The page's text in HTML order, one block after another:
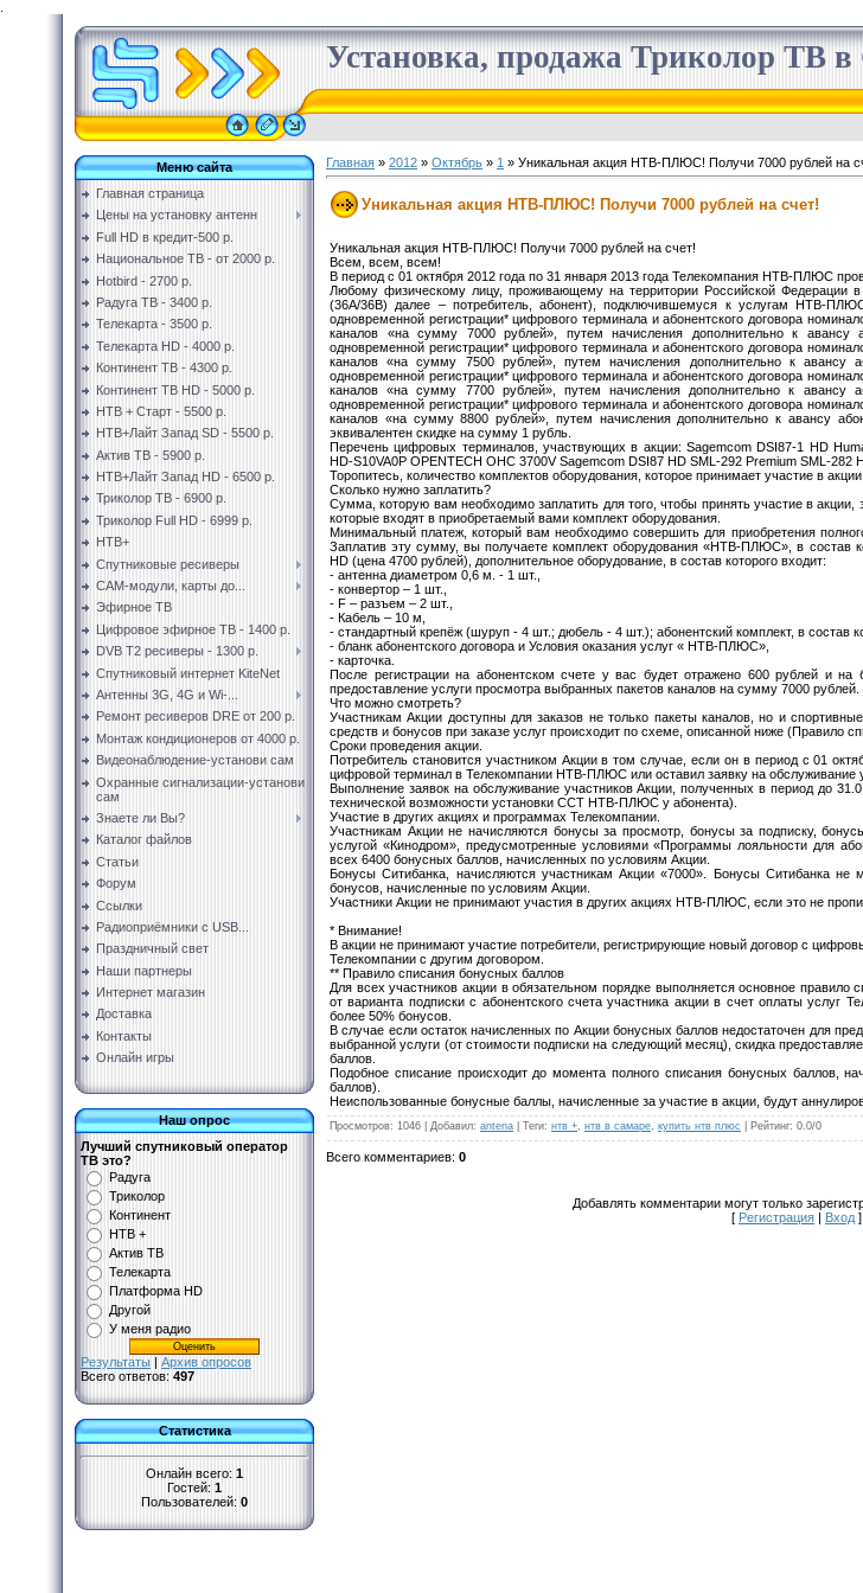
Установка, продажа Триколор ТВ в
Меню сайта
Главная страница
Цены на установку антенн
Full HD в кредит-500 р.
Национальное ТВ - от 2000 р.
Hotbird - 2700 р.
Радуга ТВ - 3400 р.
Телекарта - 3500 р.
Телекарта HD - 4000 р.
Континент ТВ - 4300 р.
Континент ТВ HD - 5000 р.
НТВ + Старт - 5500 р.
НТВ+Лайт Запад SD - 5500 р.
Актив ТВ - 5900 р.
НТВ+Лайт Запад HD - 6500 р.
Триколор ТВ - 6900 р.
Триколор Full HD - 6999 р.
НТВ+
Спутниковые ресиверы
CAM-модули, карты до...
Эфирное ТВ
Цифровое эфирное ТВ - 1400 р.
DVB T2 ресиверы - 1300 р.
Спутниковый интернет KiteNet
Антенны 3G, 4G и Wi-...
Ремонт ресиверов DRE от 200 р.
Монтаж кондиционеров от 4000 р.
Видеонаблюдение-установи сам
Охранные сигнализации-установи
сам
Знаете ли Вы?
Каталог файлов
Статьи
Форум
Ссылки
Радиоприёмники с USB...
Праздничный свет
Наши партнеры
Интернет магазин
Доставка
Контакты
Онлайн игры
Наш опрос
Лучший спутниковый оператор
ТВ это?
Радуга
Триколор
Континент
НТВ +
Актив ТВ
Телекарта
Платформа HD
Другой
У меня радио
Результаты | Архив опросов
Всего ответов: 497
Статистика
Онлайн всего: 1
Гостей: 1
Пользователей: 0
Главная » 2012 » Октябрь » 1 » Уникальная акция НТВ-ПЛЮС! Получи 7000 рублей на
Уникальная акция НТВ-ПЛЮС! Получи 7000 рублей на счет!
Уникальная акция НТВ-ПЛЮС! Получи 7000 рублей на счет!
Всем, всем, всем!
В период с 01 октября 2012 года по 31 января 2013 года Телекомпания НТВ-ПЛЮС
Любому физическому лицу, проживающему на территории Российской
(36А/36B) далее – потребитель, абонент), подключившемуся к услугам НТВ-
одновременной регистрации* цифрового терминала и абонентского договора
каналов «на сумму 7000 рублей», путем начисления дополнительно к
одновременной регистрации* цифрового терминала и абонентского договора
каналов «на сумму 7500 рублей», путем начисления дополнительно к авансу
одновременной регистрации* цифрового терминала и абонентского договора
каналов «на сумму 7700 рублей», путем начисления дополнительно к авансу
одновременной регистрации* цифрового терминала и абонентского договора
каналов «на сумму 8800 рублей», путем начисления дополнительно к авансу
эквивалентен скидке на сумму 1 рубль.
Перечень цифровых терминалов, участвующих в акции: Sagemcom DSI87-1 HD
HD-S10VA0P OPENTECH OHC 3700V Sagemcom DSI87 HD SML-292 Premium SML-282
Торопитесь, количество комплектов оборудования, которое принимает участие в
Сколько нужно заплатить?
Сумма, которую вам необходимо заплатить для того, чтобы принять участие в акции,
которые входят в приобретаемый вами комплект оборудования.
Минимальный платеж, который вам необходимо совершить для приобретения
Заплатив эту сумму, вы получаете комплект оборудования «НТВ-ПЛЮС», в состав
HD (цена 4700 рублей), дополнительное оборудование, в состав которого входит:
- антенна диаметром 0,6 м. - 1 шт.,
- конвертор – 1 шт.,
- F – разъем – 2 шт.,
- Кабель – 10 м,
- стандартный крепёж (шуруп - 4 шт.; дюбель - 4 шт.); абонентский комплект, в состав
- бланк абонентского договора и Условия оказания услуг « НТВ-ПЛЮС»,
- карточка.
После регистрации на абонентском счете у вас будет отражено 600 рублей и
предоставление услуги просмотра выбранных пакетов каналов на сумму 7000 рублей.
Что можно смотреть?
Участникам Акции доступны для заказов не только пакеты каналов, но и
средств и бонусов при заказе услуг происходит по схеме, описанной ниже (Правило
Сроки проведения акции.
Потребитель становится участником Акции в том случае, если он в период с 01
цифровой терминал в Телекомпании НТВ-ПЛЮС или оставил заявку на обслуживание
Выполнение заявок на обслуживание участников Акции, полученных в период до
технической возможности установки ССТ НТВ-ПЛЮС у абонента).
Участие в других акциях и программах Телекомпании.
Участникам Акции не начисляются бонусы за просмотр, бонусы за подписку,
услугой «Кинодром», предусмотренные условиями «Программы лояльности для
всех 6400 бонусных баллов, начисленных по условиям Акции.
Бонусы Ситибанка, начисляются участникам Акции «7000». Бонусы Ситибанка не
бонусов, начисленные по условиям Акции.
Участники Акции не принимают участия в других акциях НТВ-ПЛЮС, если это не
* Внимание!
В акции не принимают участие потребители, регистрирующие новый договор с
Телекомпании с другим договором.
** Правило списания бонусных баллов
Для всех участников акции в обязательном порядке выполняется основное
от варианта подписки с абонентского счета участника акции в счет оплаты
более 50% бонусов.
В случае если остаток начисленных по Акции бонусных баллов недостаточен для
выбранной услуги (от стоимости подписки на следующий месяц), скидка
баллов.
Подобное списание происходит до момента полного списания бонусных баллов,
баллов).
Неиспользованные бонусные баллы, начисленные за участие в акции, будут
Просмотров: 1046 Добавил: antena Теги: нтв + нтв в самаре купить нтв плюс Рейтинг: 0.0/0
Всего комментариев: 0
Добавлять комментарии могут только
[ Регистрация | Вход ]